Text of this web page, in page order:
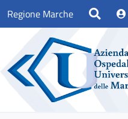
Regione Marche